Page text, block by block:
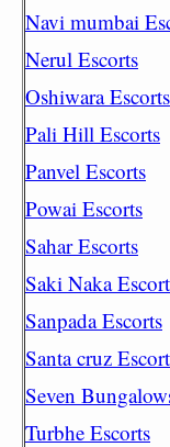
Navi mumbai
Nerul Escorts
Oshiwara Escorts
Pali Hill Escorts
Panvel Escorts
Powai Escorts
Sahar Escorts
Saki Naka
Sanpada Escorts
Santa cruz
Seven
Turbhe Escorts